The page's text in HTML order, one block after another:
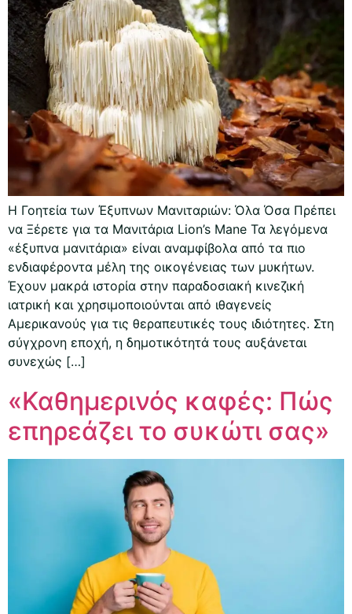
Η Γοητεία των Έξυπνων Μανιταριών: Όλα Όσα Πρέπει
να Ξέρετε για τα Μανιτάρια Lion’s Mane Τα λεγόμενα
«έξυπνα μανιτάρια» είναι αναμφίβολα από τα πιο
ενδιαφέροντα μέλη της οικογένειας των μυκήτων.
Έχουν μακρά ιστορία στην παραδοσιακή κινεζική
ιατρική και χρησιμοποιούνται από ιθαγενείς
Αμερικανούς για τις θεραπευτικές τους ιδιότητες. Στη
σύγχρονη εποχή, η δημοτικότητά τους αυξάνεται
συνεχώς […]
«Καθημερινός καφές: Πώς
επηρεάζει το συκώτι σας»